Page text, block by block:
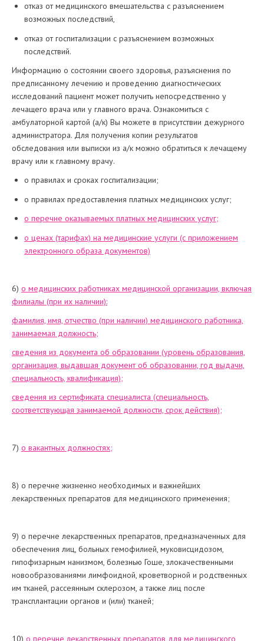
отказ от медицинского вмешательства с разъяснением
возможных последствий,
отказ от госпитализации с разъяснением возможных
последствий.
Информацию о состоянии своего здоровья, разъяснения по
предписанному лечению и проведению диагностических
исследований пациент может получить непосредственно у
лечащего врача или у главного врача. Ознакомиться с
амбулаторной картой (а/к) Вы можете в присутствии дежурного
администратора. Для получения копии результатов
обследования или выписки из а/к можно обратиться к лечащему
врачу или к главному врачу.
о правилах и сроках госпитализации;
о правилах предоставления платных медицинских услуг;
о перечне оказываемых платных медицинских услуг;
о ценах (тарифах) на медицинские услуги (с приложением
электронного образа документов)
6) о медицинских работниках медицинской организации, включая
филиалы (при их наличии):
фамилия, имя, отчество (при наличии) медицинского работника,
занимаемая должность;
сведения из документа об образовании (уровень образования,
организация, выдавшая документ об образовании, год выдачи,
специальность, квалификация);
сведения из сертификата специалиста (специальность,
соответствующая занимаемой должности, срок действия);
7) о вакантных должностях;
8) о перечне жизненно необходимых и важнейших
лекарственных препаратов для медицинского применения;
9) о перечне лекарственных препаратов, предназначенных для
обеспечения лиц, больных гемофилией, муковисцидозом,
гипофизарным нанизмом, болезнью Гоше, злокачественными
новообразованиями лимфоидной, кроветворной и родственных
им тканей, рассеянным склерозом, а также лиц после
трансплантации органов и (или) тканей;
10) о перечне лекарственных препаратов для медицинского